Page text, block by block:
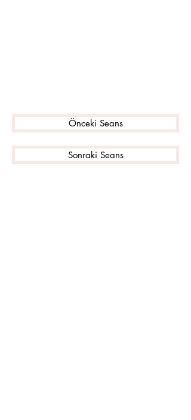
Önceki Seans
Sonraki Seans